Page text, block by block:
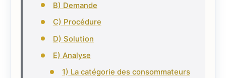
B) Demande
C) Procédure
D) Solution
E) Analyse
1) La catégorie des consommateurs